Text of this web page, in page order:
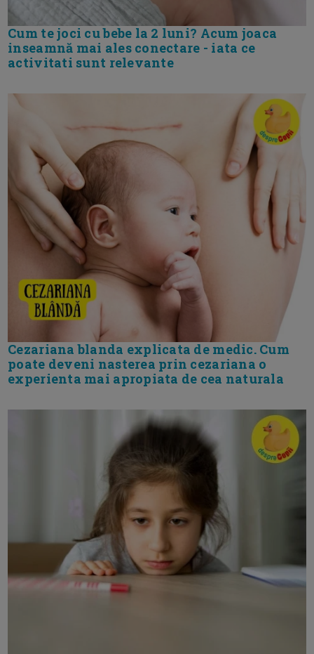
Cum te joci cu bebe la 2 luni? Acum joaca
inseamnă mai ales conectare - iata ce
activitati sunt relevante
Cezariana blanda explicata de medic. Cum
poate deveni nasterea prin cezariana o
experienta mai apropiata de cea naturala